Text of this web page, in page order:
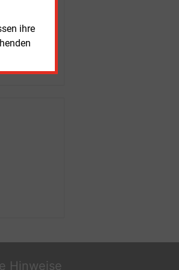
ihre
Hinweise